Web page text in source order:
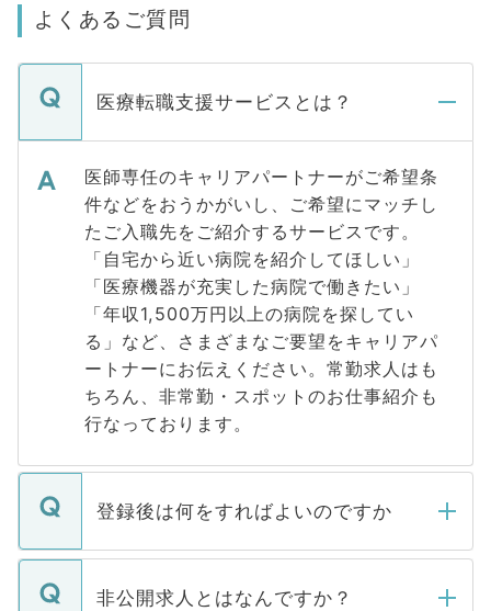
よくあるご質問
医療転職支援サービスとは？
医師専任のキャリアパートナーがご希望条
件などをおうかがいし、ご希望にマッチし
たご入職先をご紹介するサービスです。
「自宅から近い病院を紹介してほしい」
「医療機器が充実した病院で働きたい」
「年収1,500万円以上の病院を探してい
る」など、さまざまなご要望をキャリアパ
ートナーにお伝えください。常勤求人はも
ちろん、非常勤・スポットのお仕事紹介も
行なっております。
登録後は何をすればよいのですか
ご登録いただきましたら、弊社担当者がご
登録内容を確認し、その後メールもしくは
非公開求人とはなんですか？